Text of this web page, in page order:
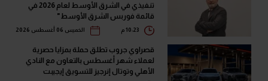
تنفيذي في الشرق الأوسط لعام 2026 في
قائمة فوربس الشرق الأوسط"
الخميس 06 أغسطس 2026
قصراوي جروب تطلق حملة بمزايا حصرية
لعملاء شهر أغسطس بالتعاون مع النادي
الأهلي وتوتال إنرجيز للتسويق إيجيبت